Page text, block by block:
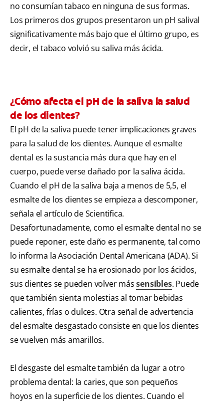
no consumían tabaco en ninguna de sus formas.
Los primeros dos grupos presentaron un pH salival
significativamente más bajo que el último grupo, es
decir, el tabaco volvió su saliva más ácida.
¿Cómo afecta el pH de la saliva la salud
de los dientes?
El pH de la saliva puede tener implicaciones graves
para la salud de los dientes. Aunque el esmalte
dental es la sustancia más dura que hay en el
cuerpo, puede verse dañado por la saliva ácida.
Cuando el pH de la saliva baja a menos de 5,5, el
esmalte de los dientes se empieza a descomponer,
señala el artículo de Scientifica.
Desafortunadamente, como el esmalte dental no se
puede reponer, este daño es permanente, tal como
lo informa la Asociación Dental Americana (ADA). Si
su esmalte dental se ha erosionado por los ácidos,
sus dientes se pueden volver mássensibles. Puede
que también sienta molestias al tomar bebidas
calientes, frías o dulces. Otra señal de advertencia
del esmalte desgastado consiste en que los dientes
se vuelven más amarillos.
El desgaste del esmalte también da lugar a otro
problema dental: la caries, que son pequeños
hoyos en la superficie de los dientes. Cuando el